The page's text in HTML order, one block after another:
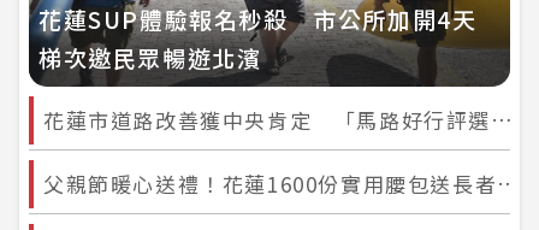
花蓮SUP體驗報名秒殺 市公所加開4天
梯次邀民眾暢遊北濱
花蓮市道路改善獲中央肯定 「馬路好行評選」勇奪1優良、1佳作
父親節暖心送禮！花蓮1600份實用腰包送長者 阿公阿嬤人人有份